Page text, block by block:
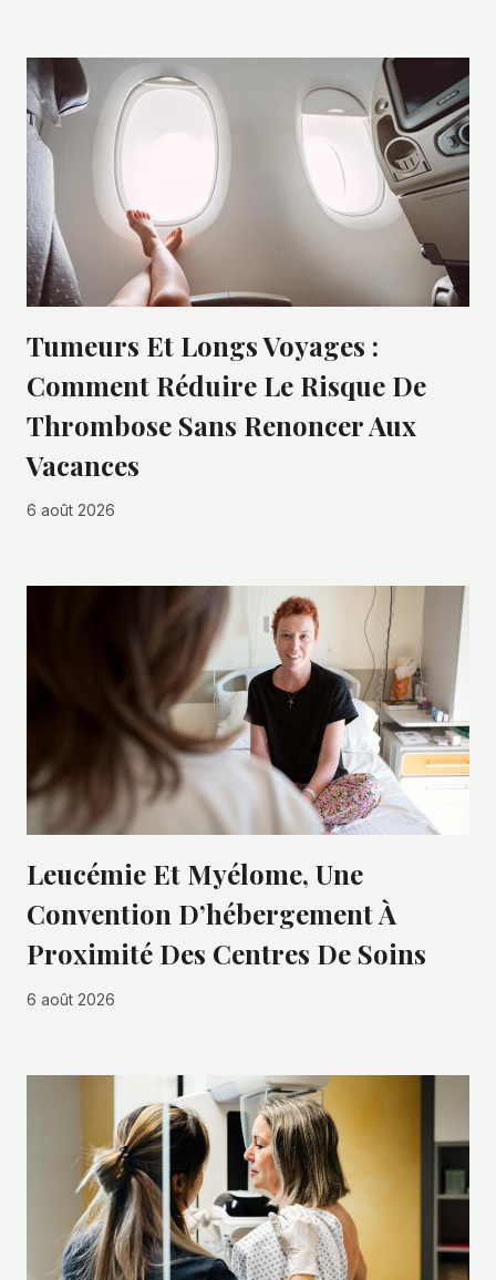
Tumeurs Et Longs Voyages :
Comment Réduire Le Risque De
Thrombose Sans Renoncer Aux
Vacances
6 août 2026
Leucémie Et Myélome, Une
Convention D’hébergement À
Proximité Des Centres De Soins
6 août 2026